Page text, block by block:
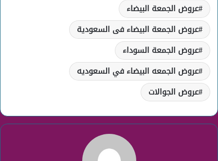
عروض الجمعة البيضاء
عروض الجمعة البيضاء فى السعودية
عروض الجمعة السوداء
عروض الجمعه البيضاء في السعوديه
عروض الجوالات